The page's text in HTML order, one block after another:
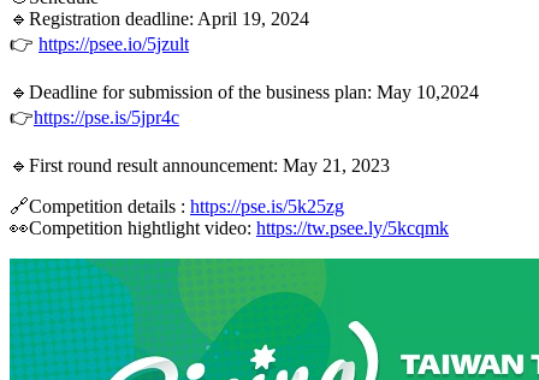
🔹Registration deadline: April 19, 2024
👉 https://psee.io/5jzult
🔹Deadline for submission of the business plan: May 10,2024
👉https://pse.is/5jpr4c
🔹First round result announcement: May 21, 2023
🔗Competition details : https://pse.is/5k25zg
👀Competition hightlight video: https://tw.psee.ly/5kcqmk